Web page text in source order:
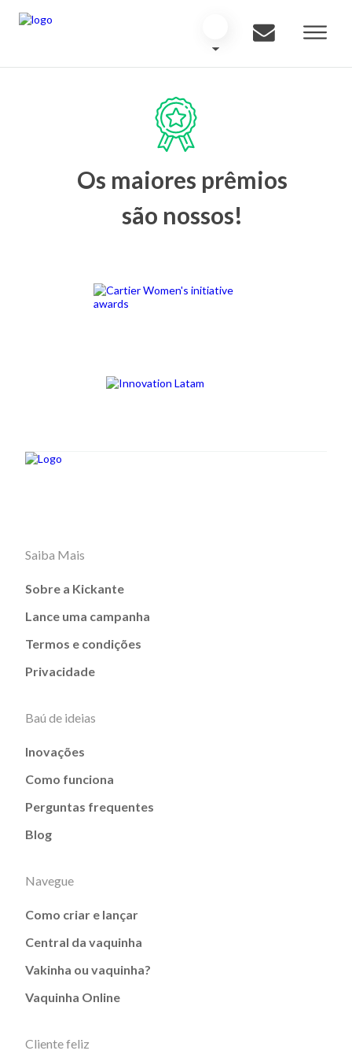
Os maiores prêmios
são nossos!
Saiba Mais
Sobre a Kickante
Lance uma campanha
Termos e condições
Privacidade
Baú de ideias
Inovações
Como funciona
Perguntas frequentes
Blog
Navegue
Como criar e lançar
Central da vaquinha
Vakinha ou vaquinha?
Vaquinha Online
Cliente feliz